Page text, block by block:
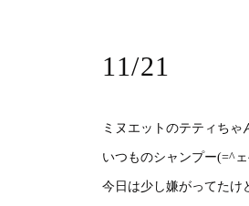
11/21
ミヌエットのテティちゃ
いつものシャンプー(=^
今日は少し嫌がってたけ